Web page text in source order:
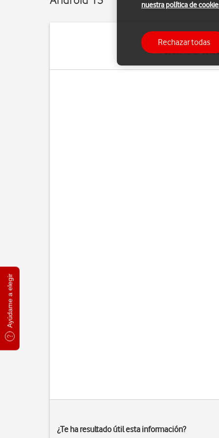
Ayúdame a elegir
Puedes tener
¿Te ha resultado útil esta información?
nuestra política de
Rechazar todas